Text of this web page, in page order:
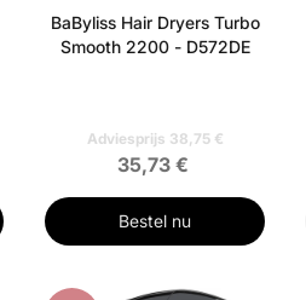
BaByliss Hair Dryers Turbo
Smooth 2200 - D572DE
Adviesprijs 38,75 €
35,73 €
Bestel nu